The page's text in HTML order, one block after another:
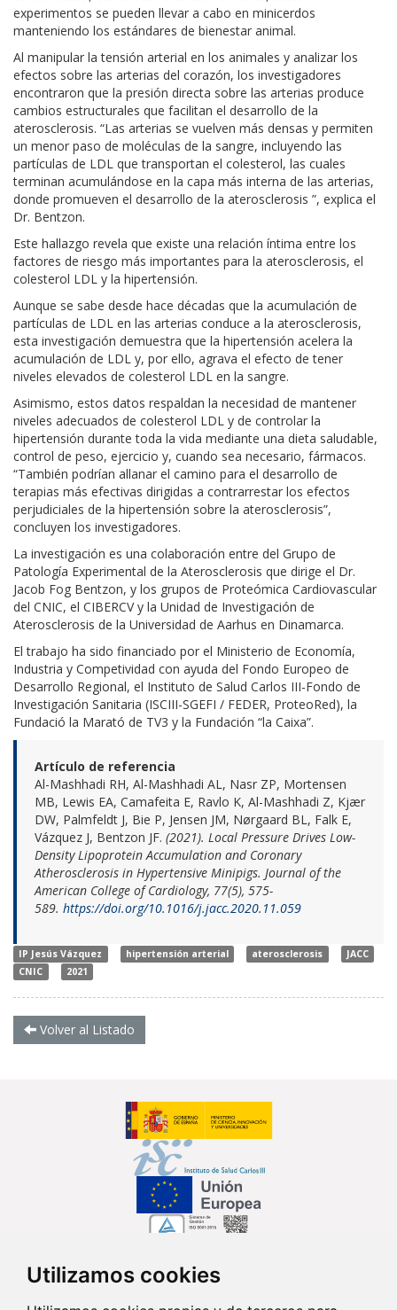
Utilizamos cookies
experimentos se pueden llevar a cabo en minicerdos
manteniendo los estándares de bienestar animal.
Al manipular la tensión arterial en los animales y analizar los
efectos sobre las arterias del corazón, los investigadores
encontraron que la presión directa sobre las arterias produce
cambios estructurales que facilitan el desarrollo de la
aterosclerosis. “Las arterias se vuelven más densas y permiten
un menor paso de moléculas de la sangre, incluyendo las
partículas de LDL que transportan el colesterol, las cuales
terminan acumulándose en la capa más interna de las arterias,
donde promueven el desarrollo de la aterosclerosis ”, explica el
Dr. Bentzon.
Este hallazgo revela que existe una relación íntima entre los
factores de riesgo más importantes para la aterosclerosis, el
colesterol LDL y la hipertensión.
Aunque se sabe desde hace décadas que la acumulación de
partículas de LDL en las arterias conduce a la aterosclerosis,
esta investigación demuestra que la hipertensión acelera la
acumulación de LDL y, por ello, agrava el efecto de tener
niveles elevados de colesterol LDL en la sangre.
Asimismo, estos datos respaldan la necesidad de mantener
niveles adecuados de colesterol LDL y de controlar la
hipertensión durante toda la vida mediante una dieta saludable,
control de peso, ejercicio y, cuando sea necesario, fármacos.
“También podrían allanar el camino para el desarrollo de
terapias más efectivas dirigidas a contrarrestar los efectos
perjudiciales de la hipertensión sobre la aterosclerosis”,
concluyen los investigadores.
La investigación es una colaboración entre del Grupo de
Patología Experimental de la Aterosclerosis que dirige el Dr.
Jacob Fog Bentzon, y los grupos de Proteómica Cardiovascular
del CNIC, el CIBERCV y la Unidad de Investigación de
Aterosclerosis de la Universidad de Aarhus en Dinamarca.
El trabajo ha sido financiado por el Ministerio de Economía,
Industria y Competividad con ayuda del Fondo Europeo de
Desarrollo Regional, el Instituto de Salud Carlos III-Fondo de
Investigación Sanitaria (ISCIII-SGEFI / FEDER, ProteoRed), la
Fundació la Marató de TV3 y la Fundación “la Caixa”.
Artículo de referencia
Al-Mashhadi RH, Al-Mashhadi AL, Nasr ZP, Mortensen
MB, Lewis EA, Camafeita E, Ravlo K, Al-Mashhadi Z, Kjær
DW, Palmfeldt J, Bie P, Jensen JM, Nørgaard BL, Falk E,
Vázquez J, Bentzon JF. (2021). Local Pressure Drives Low-
Density Lipoprotein Accumulation and Coronary
Atherosclerosis in Hypertensive Minipigs. Journal of the
American College of Cardiology, 77(5), 575-
589. https://doi.org/10.1016/j.jacc.2020.11.059
IP Jesús Vázquez hipertensión arterial aterosclerosis
JACC
CNIC
2021
Volver al Listado
Síguenos en...